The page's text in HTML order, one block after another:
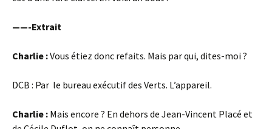
——-Extrait
Charlie :Vous étiez donc refaits. Mais par qui, dites-moi ?
DCB : Par le bureau exécutif des Verts. L’appareil.
Charlie : Mais encore ? En dehors de Jean-Vincent Placé et